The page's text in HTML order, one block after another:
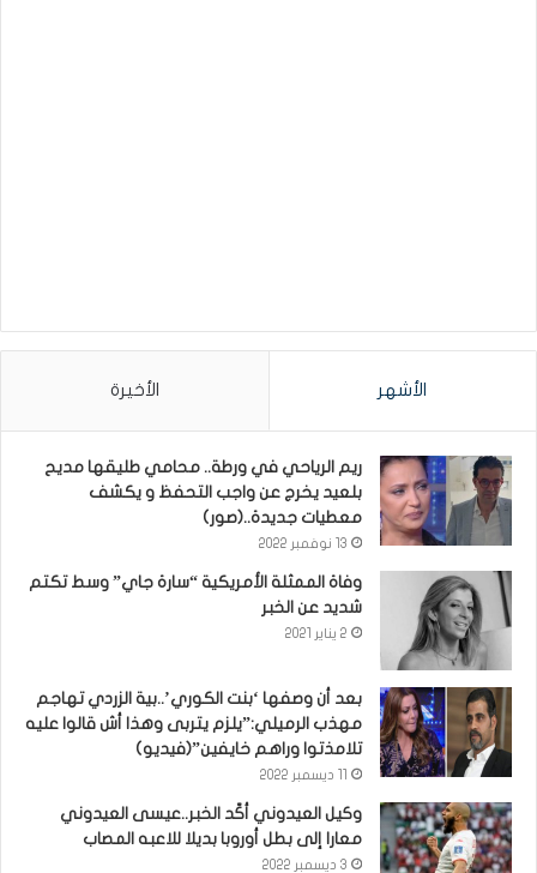
الأشهر الأخيرة
ريم الرياحي في ورطة.. محامي طليقها مديح
بلعيد يخرج عن واجب التحفظ و يكشف
معطيات جديدة..(صور)
13 نوفمبر 2022
وفاة الممثلة الأمريكية “سارة جاي” وسط تكتم
شديد عن الخبر
2 يناير 2021
بعد أن وصفها ‘بنت الكوري’..بية الزردي تهاجم
مهذب الرميلي:”يلزم يتربى وهذا أش قالوا عليه
تلامذتوا وراهم خايفين”(فيديو)
وكيل العيدوني أكّد الخبر..عيسى العيدوني
معارا إلى بطل أوروبا بديلا للاعبه المصاب
3 ديسمبر 2022